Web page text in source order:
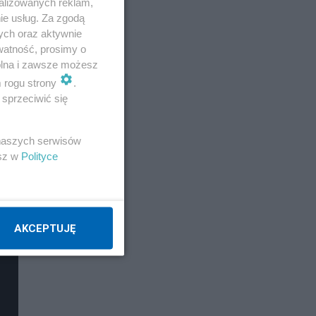
usług. Za zgodą
oraz aktywnie
prosimy o
i zawsze możesz
rogu strony
.
się
serwisów
w Polityce
AKCEPTUJĘ